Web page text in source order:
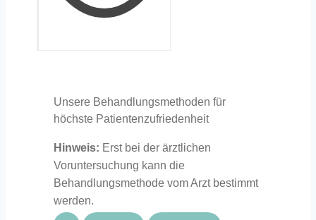
Unsere Behandlungsmethoden für
höchste Patientenzufriedenheit
Hinweis: Erst bei der ärztlichen
Voruntersuchung kann die
Behandlungsmethode vom Arzt bestimmt
werden.